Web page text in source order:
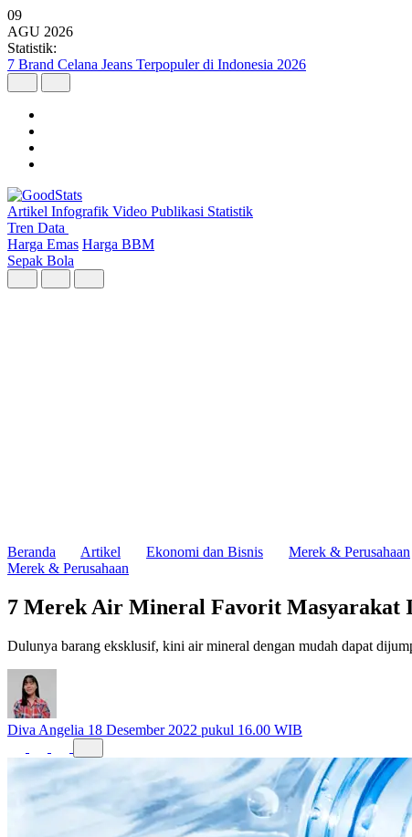
09
AGU 2026
Statistik:
Wilayah dengan Pertumbuhan Ekonomi Tertinggi Triwulan II 2026
Artikel Infografik Video Publikasi Statistik
Tren Data
Harga Emas Harga BBM
Sepak Bola
Beranda Artikel Ekonomi dan Bisnis
Merek & Perusahaan
Merek & Perusahaan
7 Merek Air Mineral Favorit Masyarakat
Dulunya barang eksklusif, kini air mineral dengan mudah dapat
Diva Angelia 18 Desember 2022 pukul 16.00 WIB